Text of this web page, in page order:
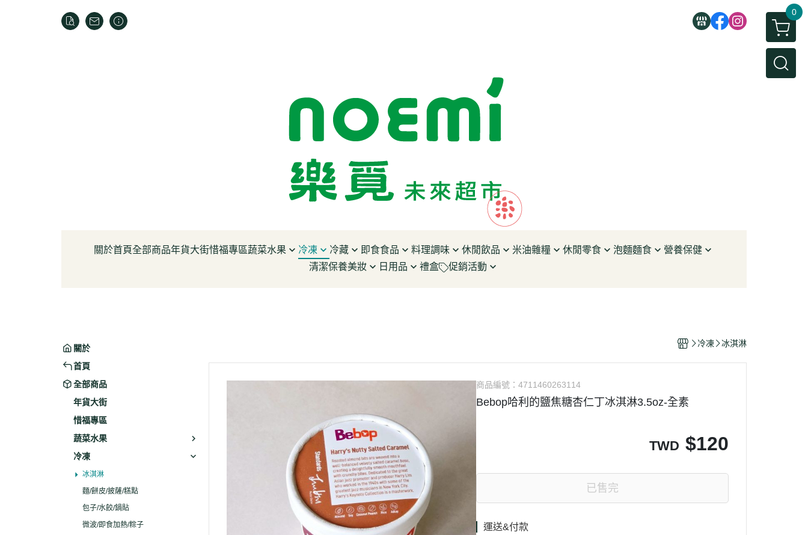
0
關於首頁全部商品年貨大街惜福專區蔬菜水果 冷凍
素火鍋料/豆製品/蒟蒻
調理品(醬)/湯底/湯品
冷藏 即食食品
高湯/湯底
蒟蒻
料理調味 休閒飲品
無酒精飲料
米油雜糧 休閒零食 泡麵麵食 營養保健
清潔保養美妝 日用品 禮盒 促銷活動
白飲2罐送亞麻仁籽粉1包
父親節促銷活動～EDENVALE
88折
父親節促銷～購買小森毛豆高蛋
白粉2罐送亞麻仁籽粉1包
促銷活動-植芮堂純素仿生膠原蛋
白Plus⁺ (熱帶水果茶風味)買3件5
折
關於
首頁
全部商品
年貨大街
惜福專區
蔬菜水果
冷凍
冰淇淋
麵/餅皮/披薩/糕點
包子/水餃/鍋貼
微波/即食加熱/粽子
冷凍 冰淇淋
商品編號：4711460263114
Bebop哈利的鹽焦糖杏仁丁冰淇淋3.5oz-全素
TWD $120
已售完
運送&付款